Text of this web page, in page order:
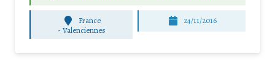
France
- Valenciennes
24/11/2016